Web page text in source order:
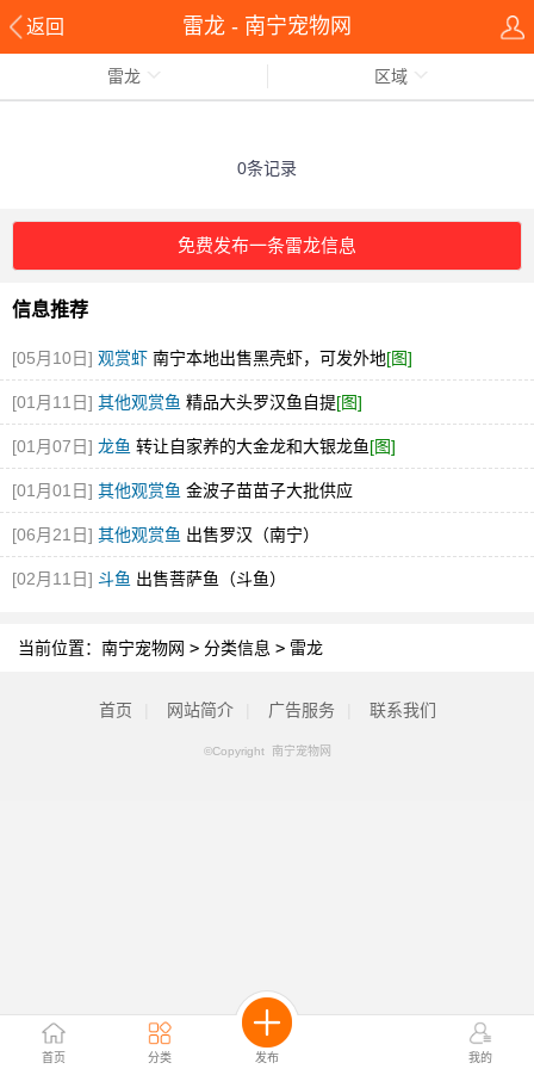
返回 雷龙 - 南宁宠物网
首页 分类 发布 我的
雷龙 区域
0条记录
免费发布一条雷龙信息
信息推荐
[05月10日] 观赏虾 南宁本地出售黑壳虾，可发外地[图]
[01月11日] 其他观赏鱼 精品大头罗汉鱼自提[图]
[01月07日] 龙鱼 转让自家养的大金龙和大银龙鱼[图]
[01月01日] 其他观赏鱼 金波子苗苗子大批供应
[06月21日] 其他观赏鱼 出售罗汉（南宁）
[02月11日] 斗鱼 出售菩萨鱼（斗鱼）
当前位置： 南宁宠物网 > 分类信息 > 雷龙
首页 网站简介 广告服务 联系我们
©Copyright 南宁宠物网